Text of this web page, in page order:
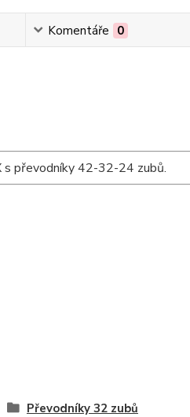
Komentáře 0
s převodníky 42-32-24 zubů.
Převodníky 32 zubů